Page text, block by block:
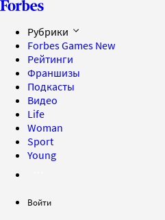
Рубрики
Forbes Games New
Рейтинги
Франшизы
Подкасты
Видео
Life
Woman
Sport
Young
Войти